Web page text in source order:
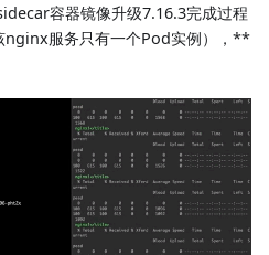
容器镜像升级7.16.3完成过程
nginx服务只有一个Pod实例），**